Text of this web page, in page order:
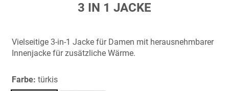
springen
3 IN 1 JACKE
Vielseitige 3-in-1 Jacke für Damen mit herausnehmbarer
Innenjacke für zusätzliche Wärme.
Farbe: türkis